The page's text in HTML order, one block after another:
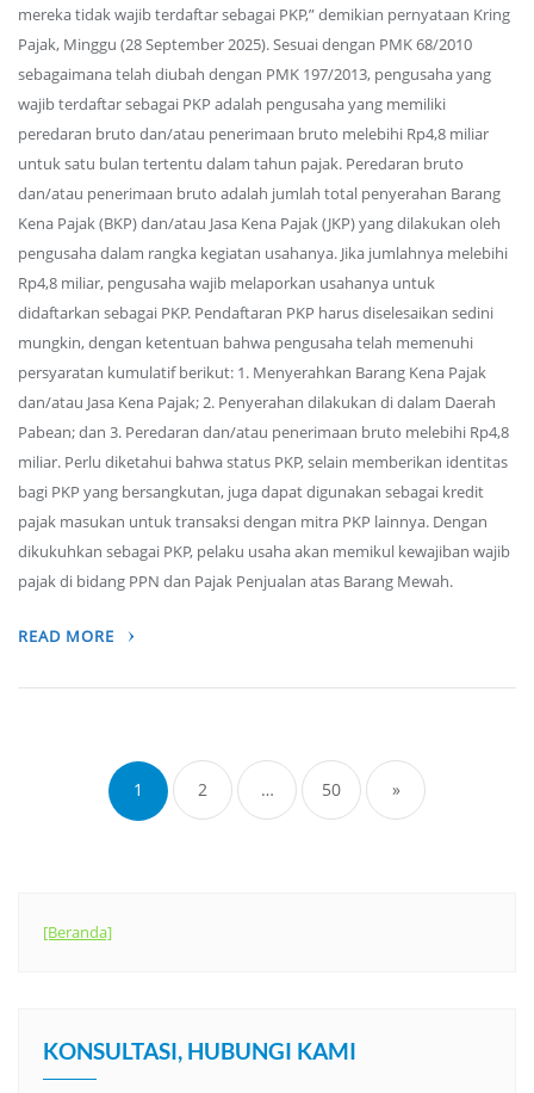
mereka tidak wajib terdaftar sebagai PKP,” demikian pernyataan Kring
Pajak, Minggu (28 September 2025). Sesuai dengan PMK 68/2010
sebagaimana telah diubah dengan PMK 197/2013, pengusaha yang
wajib terdaftar sebagai PKP adalah pengusaha yang memiliki
peredaran bruto dan/atau penerimaan bruto melebihi Rp4,8 miliar
untuk satu bulan tertentu dalam tahun pajak. Peredaran bruto
dan/atau penerimaan bruto adalah jumlah total penyerahan Barang
Kena Pajak (BKP) dan/atau Jasa Kena Pajak (JKP) yang dilakukan oleh
pengusaha dalam rangka kegiatan usahanya. Jika jumlahnya melebihi
Rp4,8 miliar, pengusaha wajib melaporkan usahanya untuk
didaftarkan sebagai PKP. Pendaftaran PKP harus diselesaikan sedini
mungkin, dengan ketentuan bahwa pengusaha telah memenuhi
persyaratan kumulatif berikut: 1. Menyerahkan Barang Kena Pajak
dan/atau Jasa Kena Pajak; 2. Penyerahan dilakukan di dalam Daerah
Pabean; dan 3. Peredaran dan/atau penerimaan bruto melebihi Rp4,8
miliar. Perlu diketahui bahwa status PKP, selain memberikan identitas
bagi PKP yang bersangkutan, juga dapat digunakan sebagai kredit
pajak masukan untuk transaksi dengan mitra PKP lainnya. Dengan
dikukuhkan sebagai PKP, pelaku usaha akan memikul kewajiban wajib
pajak di bidang PPN dan Pajak Penjualan atas Barang Mewah.
READ MORE
navigation
1 2 … 50 »
[Beranda]
KONSULTASI, HUBUNGI KAMI